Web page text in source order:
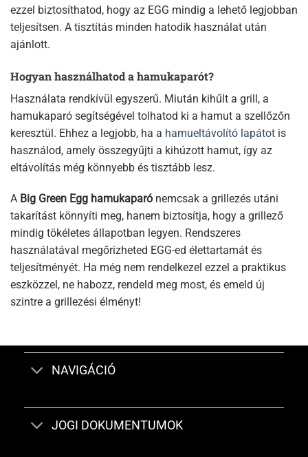
ezzel biztosíthatod, hogy az EGG mindig a lehető legjobban
teljesítsen. A tisztítás minden hatodik használat után
ajánlott.
Hogyan használhatod a hamukaparót?
Használata rendkívül egyszerű. Miután kihűlt a grill, a
hamukaparó segítségével tolhatod ki a hamut a szellőzőn
keresztül. Ehhez a legjobb, ha a hamueltávolító lapátot is
használod, amely összegyűjti a kihúzott hamut, így az
eltávolítás még könnyebb és tisztább lesz.
A Big Green Egg hamukaparó nemcsak a grillezés utáni
takarítást könnyíti meg, hanem biztosítja, hogy a grillező
mindig tökéletes állapotban legyen. Rendszeres
használatával megőrizheted EGG-ed élettartamát és
teljesítményét. Ha még nem rendelkezel ezzel a praktikus
eszközzel, ne habozz, rendeld meg most, és emeld új
szintre a grillezési élményt!
NAVIGÁCIÓ
JOGI DOKUMENTUMOK